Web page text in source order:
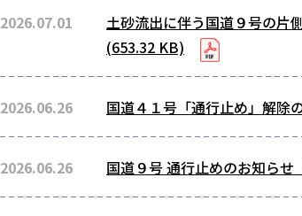
2026.07.01
土砂流出に伴う国道９号の片
(653.32 KB)
2026.06.26 国道４１号「通行止め」解
2026.06.26 国道９号 通行止めのお知ら